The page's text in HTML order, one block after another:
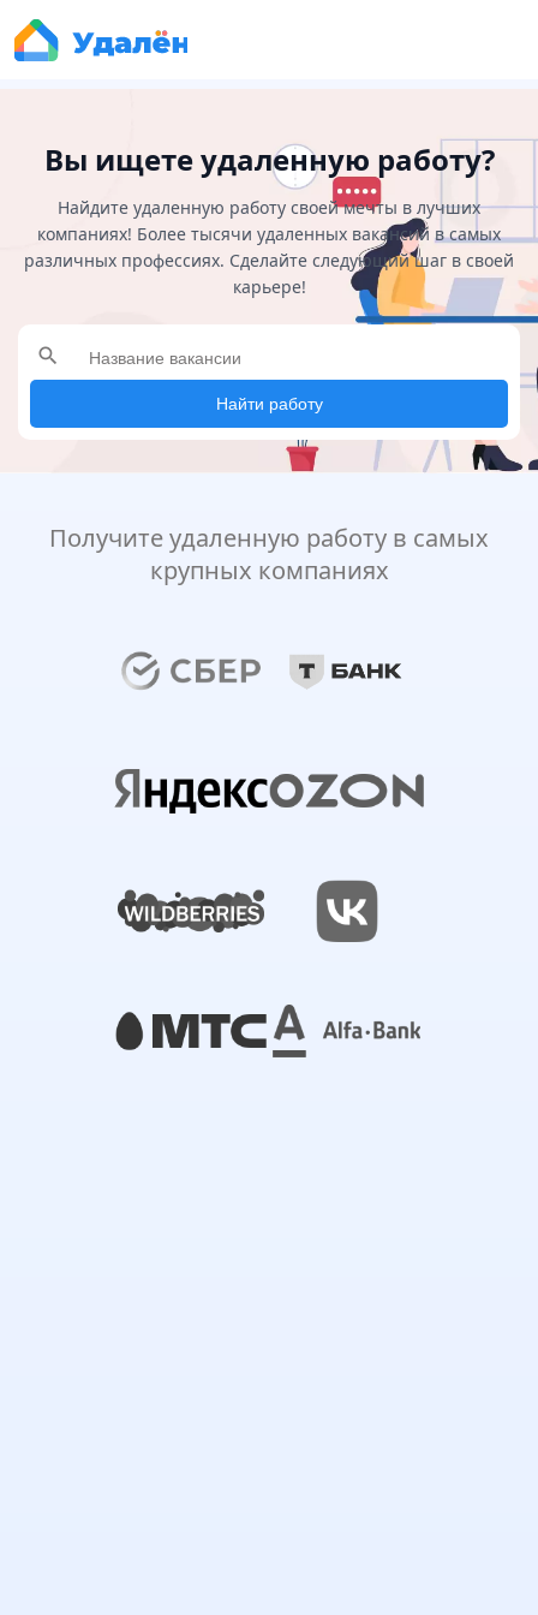
Вы ищете удаленную работу?
Найдите удаленную работу своей мечты в лучших
компаниях! Более тысячи удаленных вакансий в самых
различных профессиях. Сделайте следующий шаг в своей
карьере!
search
Найти работу
Получите удаленную работу в самых
крупных компаниях